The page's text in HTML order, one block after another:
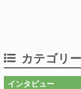
カテゴリ
インタビュー